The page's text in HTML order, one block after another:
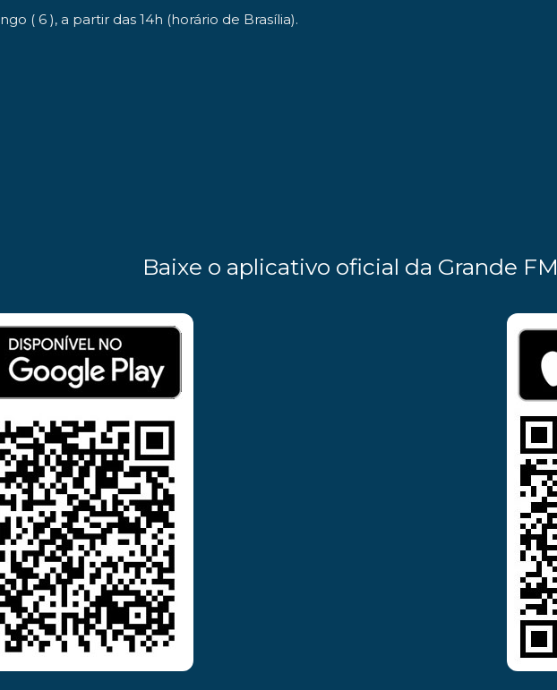
( 6 ), a partir das 14h (horário de Brasília).
Baixe o aplicativo oficial da Grande FM